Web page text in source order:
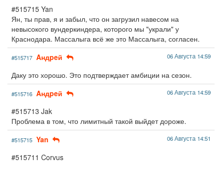
#515715 Yan
Ян, ты прав, я и забыл, что он загрузил навесом на
невысокого вундеркиндера, которого мы "украли" у
Краснодара. Массалыга всё же это Массалыга, согласен.
#515717 Aндpeй 06 Августа 14:59
Даку это хорошо. Это подтверждает амбиции на сезон.
#515716 Aндpeй 06 Августа 14:59
#515713 Jak
Проблема в том, что лимитный такой выйдет дороже.
#515715 Yan 06 Августа 14:51
#515711 Corvus